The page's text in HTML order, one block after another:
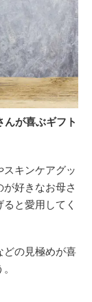
が喜ぶギフト
キンケアグッ
好きなお母さ
と愛用してく
どの見極めが喜